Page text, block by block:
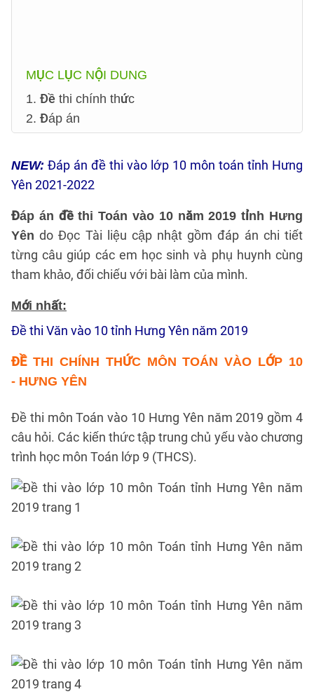
MỤC LỤC NỘI DUNG
1. Đề thi chính thức
2. Đáp án
NEW: Đáp án đề thi vào lớp 10 môn toán tỉnh Hưng
Yên 2021-2022
Đáp án đề thi Toán vào 10 năm 2019 tỉnh Hưng
Yên do Đọc Tài liệu cập nhật gồm đáp án chi tiết
từng câu giúp các em học sinh và phụ huynh cùng
tham khảo, đối chiếu với bài làm của mình.
Mới nhất:
Đề thi Văn vào 10 tỉnh Hưng Yên năm 2019
ĐỀ THI CHÍNH THỨC MÔN TOÁN VÀO LỚP 10
- HƯNG YÊN
Đề thi môn Toán vào 10 Hưng Yên năm 2019 gồm 4
câu hỏi. Các kiến thức tập trung chủ yếu vào chương
trình học môn Toán lớp 9 (THCS).